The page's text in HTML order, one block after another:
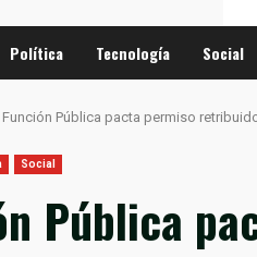
Política Tecnología Social
Función Pública pacta permiso
Social
Pública